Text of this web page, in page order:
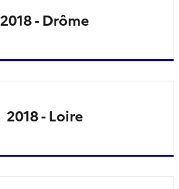
2018 - Drôme
2018 - Loire